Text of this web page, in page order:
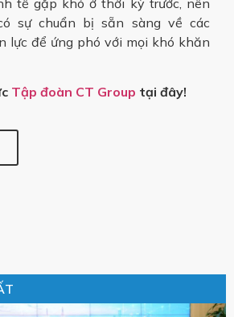
tế gặp khó ở thời kỳ trước, nên
sự chuẩn bị sẵn sàng về các
lực để ứng phó với mọi khó khăn
Tập đoàn CT Group tại đây!